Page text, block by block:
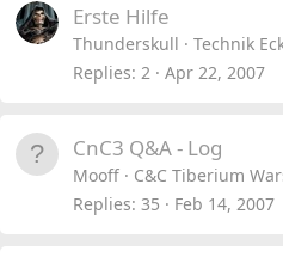
Erste Hilfe
Thunderskull
Technik
Replies 2 Apr 22, 2007
CnC3 Q&A - Log
Mooff
C&C Tiberium
Replies 35 Feb 14, 2007